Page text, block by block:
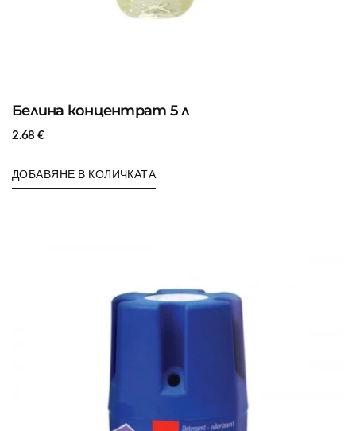
Белина концентрат 5 л
2.68 €
ДОБАВЯНЕ В КОЛИЧКАТА